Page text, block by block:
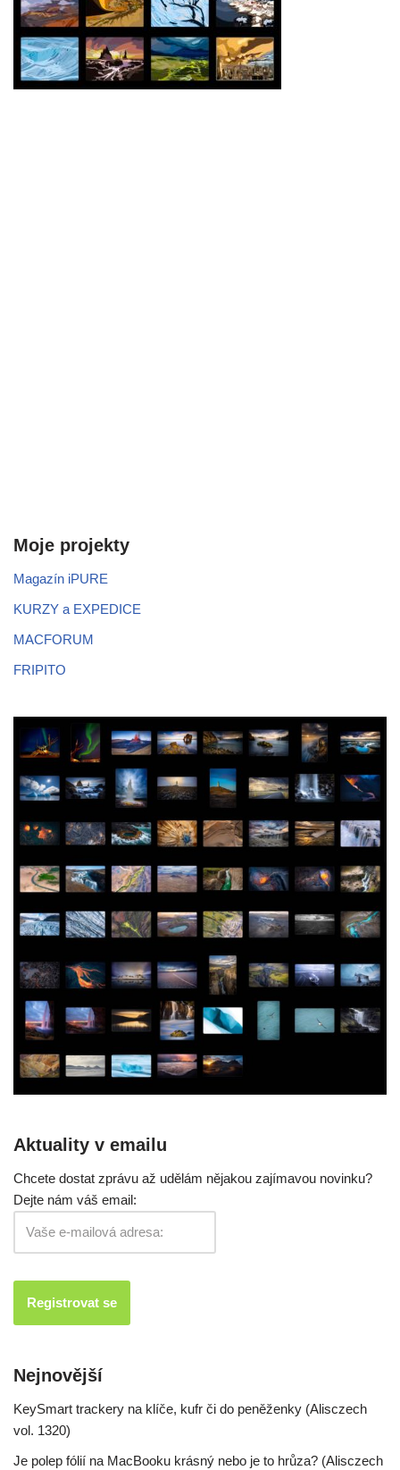
Moje projekty
Magazín iPURE
KURZY a EXPEDICE
MACFORUM
FRIPITO
Aktuality v emailu
Chcete dostat zprávu až udělám nějakou zajímavou novinku?
Dejte nám váš email:
Nejnovější
KeySmart trackery na klíče, kufr či do peněženky (Alisczech
vol. 1320)
Je polep fólií na MacBooku krásný nebo je to hrůza? (Alisczech